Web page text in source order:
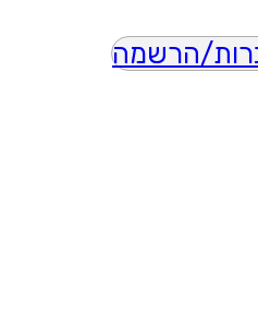
הרשמה